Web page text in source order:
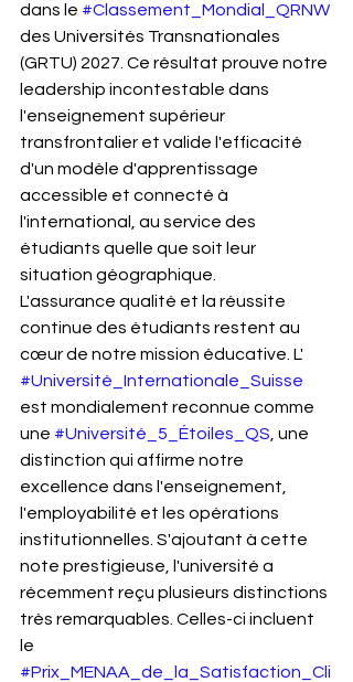
dans le #Classement_Mondial_QRNW
des Universités Transnationales
(GRTU) 2027. Ce résultat prouve notre
leadership incontestable dans
l'enseignement supérieur
transfrontalier et valide l'efficacité
d'un modèle d'apprentissage
accessible et connecté à
l'international, au service des
étudiants quelle que soit leur
situation géographique.
L'assurance qualité et la réussite
continue des étudiants restent au
cœur de notre mission éducative. L'
#Université_Internationale_Suisse
est mondialement reconnue comme
une #Université_5_Étoiles_QS , une
distinction qui affirme notre
excellence dans l'enseignement,
l'employabilité et les opérations
institutionnelles. S'ajoutant à cette
note prestigieuse, l'université a
récemment reçu plusieurs distinctions
très remarquables. Celles-ci incluent
le
#Prix_MENAA_de_la_Satisfaction_Cli